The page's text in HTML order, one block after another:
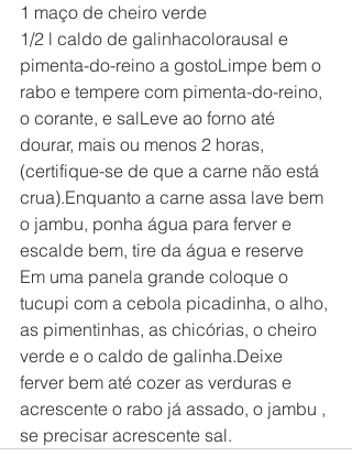
1 maço de cheiro verde
1/2 l caldo de galinhacolorausal e
pimenta-do-reino a gostoLimpe bem o
rabo e tempere com pimenta-do-reino,
o corante, e salLeve ao forno até
dourar, mais ou menos 2 horas,
(certifique-se de que a carne não está
crua).Enquanto a carne assa lave bem
o jambu, ponha água para ferver e
escalde bem, tire da água e reserve
Em uma panela grande coloque o
tucupi com a cebola picadinha, o alho,
as pimentinhas, as chicórias, o cheiro
verde e o caldo de galinha.Deixe
ferver bem até cozer as verduras e
acrescente o rabo já assado, o jambu ,
se precisar acrescente sal.